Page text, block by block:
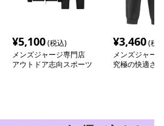
¥5,100(税込)
メンズジャージ専門店
アウトドア志向スポーツ
¥3,460(税
メンズジャー
究極の快適さ